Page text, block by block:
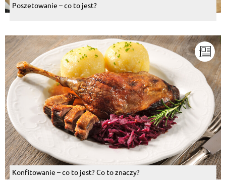
Poszetowanie – co to jest?
Konfitowanie – co to jest? Co to znaczy?